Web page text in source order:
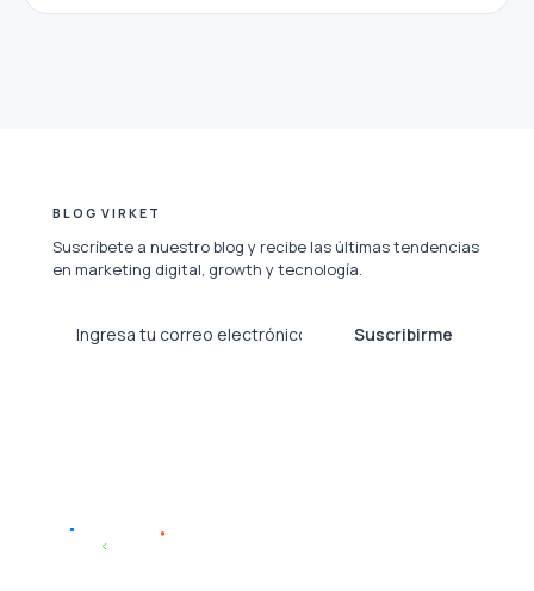
BLOG VIRKET
Suscríbete a nuestro blog y recibe las últimas tendencias
en marketing digital, growth y tecnología.
Suscribirme